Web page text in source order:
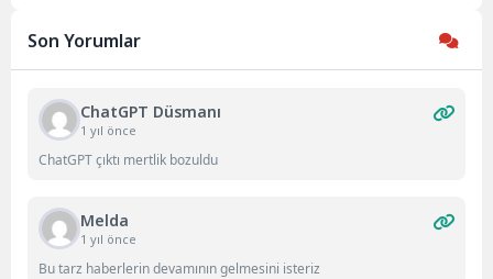
kalitesine ve sağlık...
Son Yorumlar
ChatGPT Düsmanı
1 yıl önce
ChatGPT çıktı mertlik bozuldu
Melda
1 yıl önce
Bu tarz haberlerin devamının gelmesini isteriz